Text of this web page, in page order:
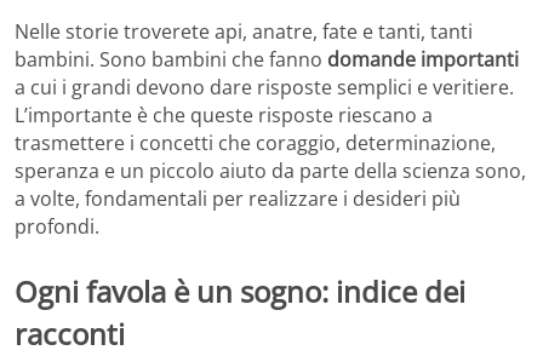
Nelle storie troverete api, anatre, fate e tanti, tanti
bambini. Sono bambini che fanno domande importanti
a cui i grandi devono dare risposte semplici e veritiere.
L’importante è che queste risposte riescano a
trasmettere i concetti che coraggio, determinazione,
speranza e un piccolo aiuto da parte della scienza sono,
a volte, fondamentali per realizzare i desideri più
profondi.
Ogni favola è un sogno: indice dei
racconti